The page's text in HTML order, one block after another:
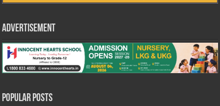
Advertisement
Popular Posts